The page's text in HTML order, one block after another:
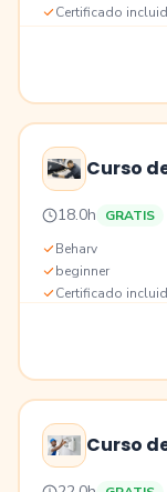
Certificado
Curso
Educación
18.0h Precio
GRATIS
Beharv
beginner
Certificado
Curso